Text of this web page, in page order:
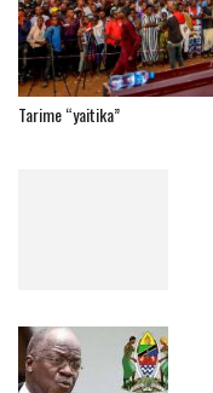
Tarime “yaitika”